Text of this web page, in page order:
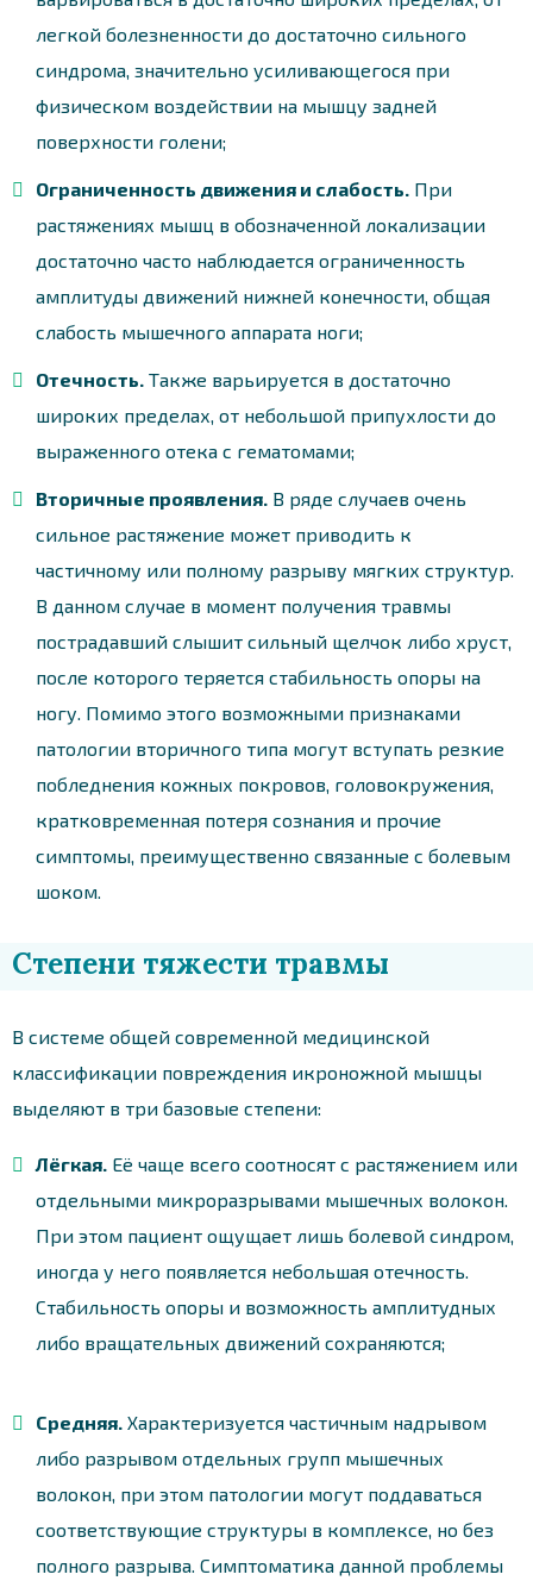
легкой болезненности до достаточно сильного
синдрома, значительно усиливающегося при
физическом воздействии на мышцу задней
поверхности голени;
Ограниченность движения и слабость. При
растяжениях мышц в обозначенной локализации
достаточно часто наблюдается ограниченность
амплитуды движений нижней конечности, общая
слабость мышечного аппарата ноги;
Отечность. Также варьируется в достаточно
широких пределах, от небольшой припухлости до
выраженного отека с гематомами;
Вторичные проявления. В ряде случаев очень
сильное растяжение может приводить к
частичному или полному разрыву мягких структур.
В данном случае в момент получения травмы
пострадавший слышит сильный щелчок либо хруст,
после которого теряется стабильность опоры на
ногу. Помимо этого возможными признаками
патологии вторичного типа могут вступать резкие
побледнения кожных покровов, головокружения,
кратковременная потеря сознания и прочие
симптомы, преимущественно связанные с болевым
шоком.
Степени тяжести травмы
В системе общей современной медицинской
классификации повреждения икроножной мышцы
выделяют в три базовые степени:
Лёгкая. Её чаще всего соотносят с растяжением или
отдельными микроразрывами мышечных волокон.
При этом пациент ощущает лишь болевой синдром,
иногда у него появляется небольшая отечность.
Стабильность опоры и возможность амплитудных
либо вращательных движений сохраняются;
Средняя. Характеризуется частичным надрывом
либо разрывом отдельных групп мышечных
волокон, при этом патологии могут поддаваться
соответствующие структуры в комплексе, но без
полного разрыва. Симптоматика данной проблемы